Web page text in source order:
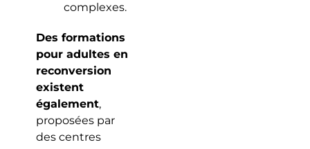
complexes.
Des formations
pour adultes en
reconversion
existent
également,
proposées par
des centres